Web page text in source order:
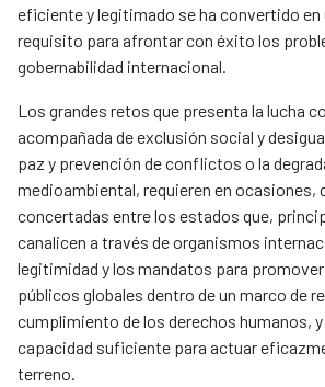
eficiente y legitimado se ha convertido
requisito para afrontar con éxito los
gobernabilidad internacional.
Los grandes retos que presenta la lucha
acompañada de exclusión social y
paz y prevención de conflictos o la
medioambiental, requieren en ocasiones,
concertadas entre los estados que,
canalicen a través de organismos
legitimidad y los mandatos para
públicos globales dentro de un marco de
cumplimiento de los derechos humanos,
capacidad suficiente para actuar
terreno.